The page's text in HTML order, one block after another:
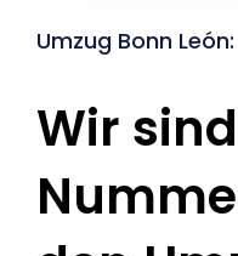
Umzug Bonn
Wir